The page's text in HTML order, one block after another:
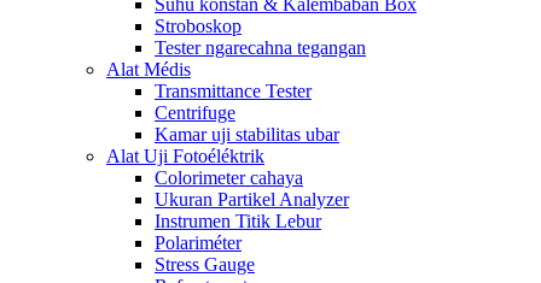
Suhu konstan & Kalembaban Box
Stroboskop
Tester ngarecahna tegangan
Alat Médis
Transmittance Tester
Centrifuge
Kamar uji stabilitas ubar
Alat Uji Fotoéléktrik
Colorimeter cahaya
Ukuran Partikel Analyzer
Instrumen Titik Lebur
Polariméter
Stress Gauge